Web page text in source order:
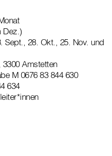
Dez.)
Sept., 28. Okt., 25. Nov. und
Amstetten
M 0676 83 844 630
634